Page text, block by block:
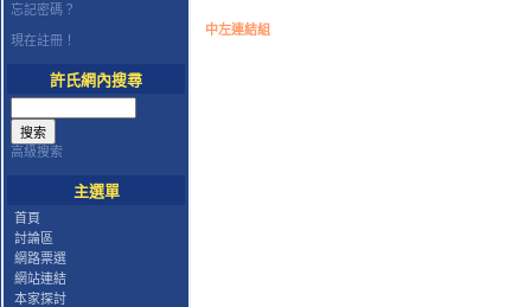
忘記密碼？
現在註冊！
許氏網內搜尋
高級搜索
主選單
首頁
討論區
網路票選
網站連結
本家探討
中左連結組